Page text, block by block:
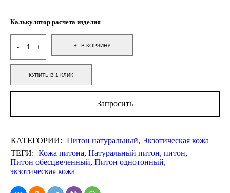
Калькулятор расчета изделия
В КОРЗИНУ
КУПИТЬ В 1 КЛИК
Запросить
КАТЕГОРИИ: Питон натуральный, Экзотическая кожа
ТЕГИ: Кожа питона, Натуральный питон, питон,
Питон обесцвеченный, Питон однотонный,
экзотическая кожа